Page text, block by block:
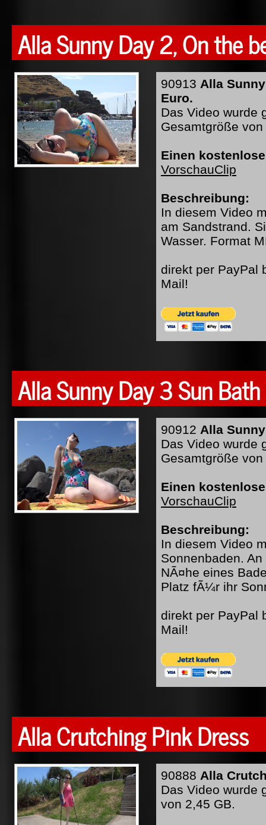
Alla Sunny Day 2, On the
90913 Alla
Euro.
Das Video wurde
Gesamtgröße
Einen
VorschauClip
Beschreibung:
In diesem Video
am Sandstrand.
Wasser. Format
direkt per PayPal
Mail!
Alla Sunny Day 3 Sun Bath
90912 Alla
Das Video wurde
Gesamtgröße von
Einen
VorschauClip
Beschreibung:
In diesem Video
Sonnenbaden.
NÃ¤he eines
Platz fÃ¼r ihr
direkt per PayPal
Mail!
Alla Crutching Pink Dress
90888 Alla
Das Video wurde
von 2,45 GB.